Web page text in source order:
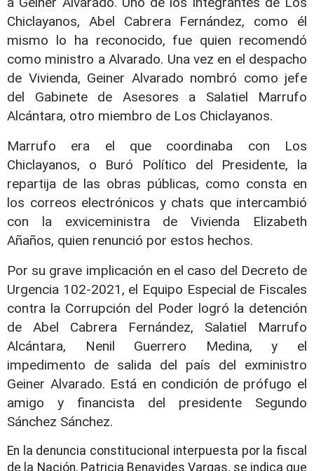
Chiclayanos, Abel Cabrera Fernández, como él
mismo lo ha reconocido, fue quien recomendó
como ministro a Alvarado. Una vez en el despacho
de Vivienda, Geiner Alvarado nombró como jefe
del Gabinete de Asesores a Salatiel Marrufo
Alcántara, otro miembro de Los Chiclayanos.
Marrufo era el que coordinaba con Los
Chiclayanos, o Buró Político del Presidente, la
repartija de las obras públicas, como consta en
los correos electrónicos y chats que intercambió
con la exviceministra de Vivienda Elizabeth
Añaños, quien renunció por estos hechos.
Por su grave implicación en el caso del Decreto de
Urgencia 102-2021, el Equipo Especial de Fiscales
contra la Corrupción del Poder logró la detención
de Abel Cabrera Fernández, Salatiel Marrufo
Alcántara, Nenil Guerrero Medina, y el
impedimento de salida del país del exministro
Geiner Alvarado. Está en condición de prófugo el
amigo y financista del presidente Segundo
Sánchez Sánchez.
En la denuncia constitucional interpuesta por la fiscal
de la Nación, Patricia Benavides Vargas, se indica que